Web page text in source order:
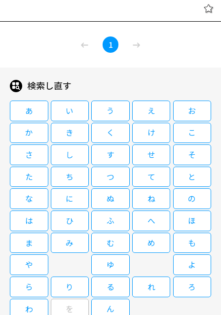
ー主演男優賞に輝くＪ・フォックス、「ブレイド３」の美女Ｊ・ビールらキ
ャストも充実。監督は「トリプルＸ」の活劇派、Ｒ・コーエン。エンドクレ
イロット３人、ベン、カーラ、ヘンリーは合衆国海軍の新プロジェクトに抜
擢されるが、紹介された４番目のパイロットは、なんと人工知能を搭載した
撃墜しようと挑むが……。
されてから、“カギ爪男”が次々と殺人事件を起こした田舎町。そこでかつて
の“カギ爪男”に命を狙われ……。物語は第１・２作に続くものだが、当時の
新人たちを起用したシリーズらしく、ドラマ「ザ・スタジオ」のＣ・Ｓ・ワ
と婚約したダニカ、その親友エヴァとその元恋人マイロ、旧友スティーヴィ
こすが、５人はその場から逃げ去ってしまう。１年後、別の男性と婚約した
ダニカは、“去年の夏、お前らが何をしたか知っているぞ”という手紙を受け
取り、ダニカの新たな婚約者は何者かに殺される。町では１９９７年にも似
た事件が起きていた。
「ラストサマー」4作品一挙放送！
ラストサマー：リターンズ
08/16(日)05:00～07:00
大ヒットホラー「ラストサマー」シリーズの１９年ぶりに作られた第４作。
かつて惨劇が繰り広げられた町に伝説の“カギ爪男”がまたも出現？ 新旧の
キャストが豪華に共演。 若者４人組が、１年前の犯罪について何者かに脅
されてから、“カギ爪男”が次々と殺人事件を起こした田舎町。そこでかつて
と似た事件を起こしてしまった若者たちとその周囲の人々は、またも謎
の“カギ爪男”に命を狙われ……。物語は第１・２作に続くものだが、当時の
新人たちを起用したシリーズらしく、ドラマ「ザ・スタジオ」のＣ・Ｓ・ワ
ンダーズらフレッシュな新顔を主要キャストに抜擢。加えてシリーズ第１・
２作のＪ・Ｌ・ヒューイット、Ｆ・プリンゼ・ジュニアが再登場するのもシ
リーズのファンにはお楽しみ。 ノースカロライナ州サウスポート。テディ
と婚約したダニカ、その親友エヴァとその元恋人マイロ、旧友スティーヴィ
ーという５人は海辺の道をドライブ中、テディのせいで、ある車が事故を起
こすが、５人はその場から逃げ去ってしまう。１年後、別の男性と婚約した
ダニカは、“去年の夏、お前らが何をしたか知っているぞ”という手紙を受け
取り、ダニカの新たな婚約者は何者かに殺される。町では１９９７年にも似
た事件が起きていた。
閉じる
1
検索し直す
あ い う え
お
か
き く け
こ
さ
し す せ
そ
た
ち つ て
と
な
に ぬ ね
の
は
ひ ふ へ
ほ
ま
み む め
も
や
ゆ
よ
ら
り る れ
ろ
わ
を
ん